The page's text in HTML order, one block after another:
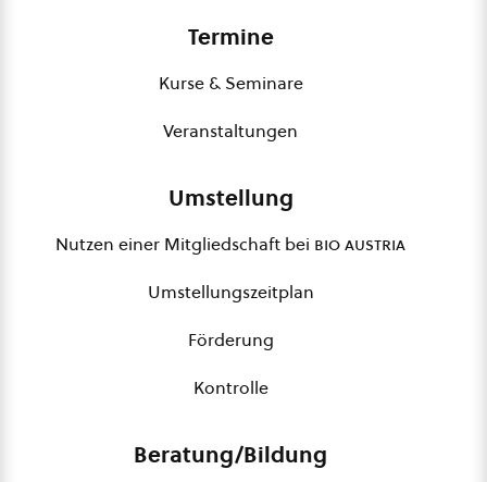
Termine
Kurse & Seminare
Veranstaltungen
Umstellung
Nutzen einer Mitgliedschaft bei bio austria
Umstellungszeitplan
Förderung
Kontrolle
Beratung/Bildung